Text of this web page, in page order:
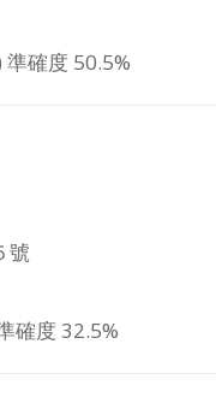
確度 50.5%
號
確度 32.5%